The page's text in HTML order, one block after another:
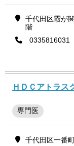
千代田区霞が
階
0335816031
ＨＤＣアトラス
専門医
千代田区一番